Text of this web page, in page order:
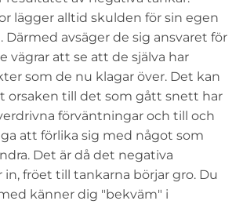
lägger alltid skulden för sin egen
Därmed avsäger de sig ansvaret för
vägrar att se att de själva har
som de nu klagar över. Det kan
orsaken till det som gått snett har
förväntningar och till och
att förlika sig med något som
Det är då det negativa
fröet till tankarna börjar gro. Du
känner dig "bekväm" i